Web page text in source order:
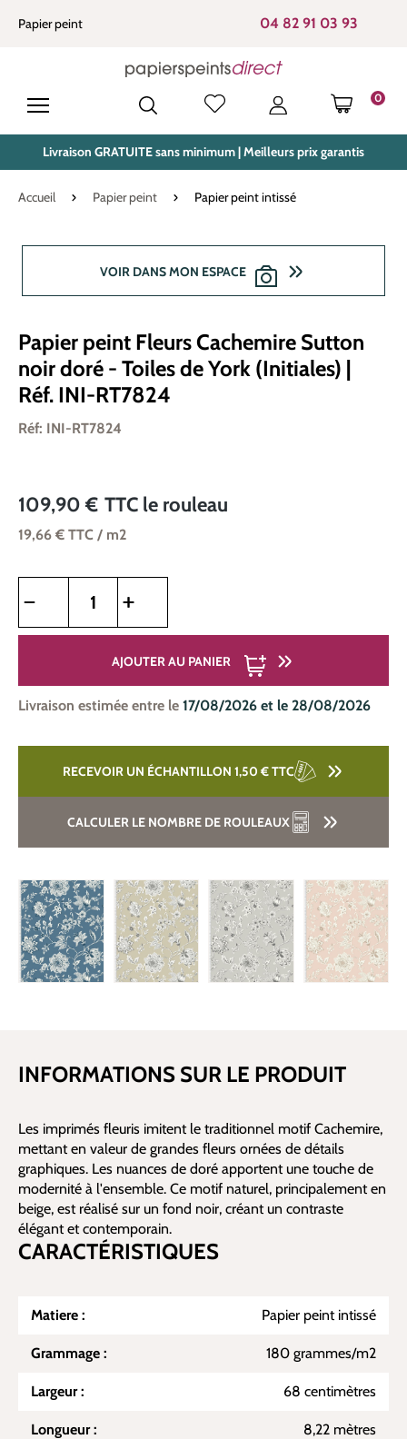
principal
Papier peint 04 82 91 03 93
0
LE
Livraison GRATUITE sans minimum | Meilleurs prix garantis
Accueil Papier peint Papier peint intissé
VOIR DANS MON ESPACE
Papier peint Fleurs Cachemire Sutton
noir doré - Toiles de York (Initiales) |
Réf. INI-RT7824
Réf: INI-RT7824
109,90 € TTC le rouleau
19,66 € TTC / m2
AJOUTER AU PANIER
Livraison estimée entre le 17/08/2026 et le 28/08/2026
RECEVOIR UN ÉCHANTILLON 1,50 €TTC
CALCULER LE NOMBRE DE ROULEAUX
INFORMATIONS SUR LE PRODUIT
Les imprimés fleuris imitent le traditionnel motif Cachemire,
mettant en valeur de grandes fleurs ornées de détails
graphiques. Les nuances de doré apportent une touche de
modernité à l'ensemble. Ce motif naturel, principalement en
beige, est réalisé sur un fond noir, créant un contraste
élégant et contemporain.
CARACTÉRISTIQUES
Matiere : Papier peint intissé
Grammage : 180 grammes/m2
Largeur : 68 centimètres
Longueur : 8,22 mètres